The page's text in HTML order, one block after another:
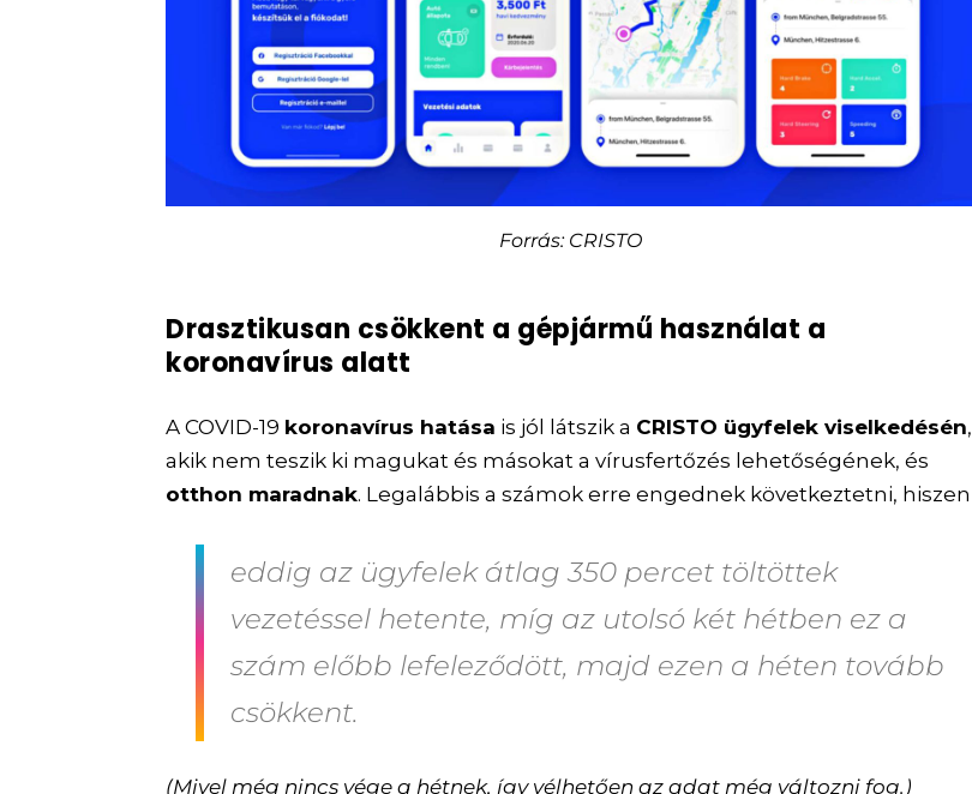
Forrás: CRISTO
Drasztikusan csökkent a gépjármű használat a
koronavírus alatt
A COVID-19 koronavírus hatása is jól látszik a CRISTO ügyfelek viselkedésén,
akik nem teszik ki magukat és másokat a vírusfertőzés lehetőségének, és
otthon maradnak. Legalábbis a számok erre engednek következtetni, hiszen
eddig az ügyfelek átlag 350 percet töltöttek
vezetéssel hetente, míg az utolsó két hétben ez a
szám előbb lefeleződött, majd ezen a héten tovább
csökkent.
(Mivel még nincs vége a hétnek, így vélhetően az adat még változni fog.)